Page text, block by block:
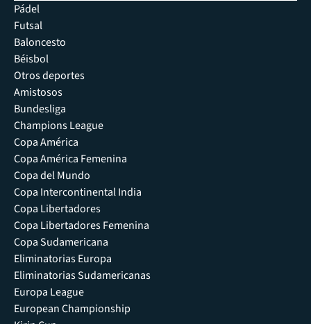
Pádel
Futsal
Baloncesto
Béisbol
Otros deportes
Amistosos
Bundesliga
Champions League
Copa América
Copa América Femenina
Copa del Mundo
Copa Intercontinental India
Copa Libertadores
Copa Libertadores Femenina
Copa Sudamericana
Eliminatorias Europa
Eliminatorias Sudamericanas
Europa League
European Championship